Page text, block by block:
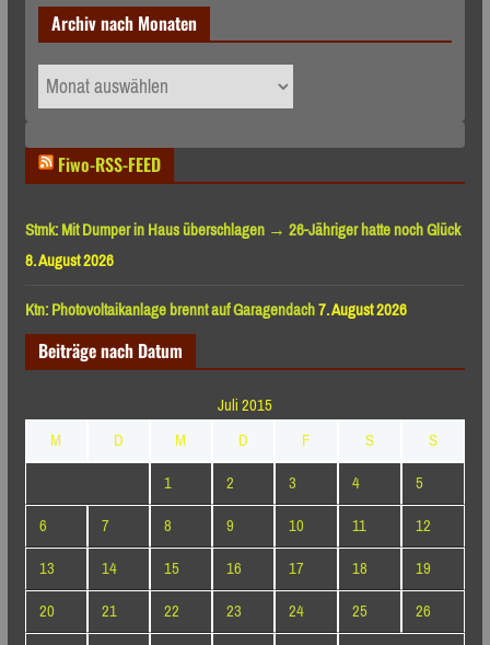
Archiv nach Monaten
Archiv
nach
Fiwo-RSS-FEED
Stmk: Mit Dumper in Haus überschlagen → 26-Jähriger hatte noch Glück
8. August 2026
Ktn: Photovoltaikanlage brennt auf Garagendach7. August 2026
Beiträge nach Datum
Juli 2015
M
D M D F S
S
1
2 3 4
5
6
7 8 9 10 11
12
13
14 15 16 17 18
19
20
21 22 23 24 25
26